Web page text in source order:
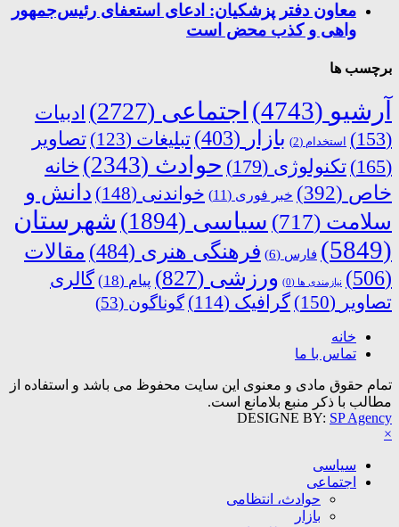
معاون دفتر پزشکیان: ادعای استعفای رئیس‌جمهور
واهی و کذب محض است
برچسب ها
آرشیو (4743) اجتماعی (2727)
ادبیات
(153)
استخدام (2) بازار (403) تبلیغات (123)
تصاویر
(165)
تکنولوژی (179) حوادث (2343)
خانه
خاص (392) خبر فوری (11) خواندنی (148)
دانش و
سلامت (717) سیاسی (1894)
شهرستان
(5849)
فارس (6) فرهنگی هنری (484)
مقالات
(506)
نیازمندی ها (0) ورزشی (827) پیام (18)
گالری
تصاویر (150) گرافیک (114) گوناگون (53)
خانه
تماس با ما
تمام حقوق مادی و معنوی این سایت محفوظ می باشد و استفاده از
مطالب با ذکر منبع بلامانع است.
DESIGNE BY: SP Agency
×
سیاسی
اجتماعی
حوادث، انتظامی
بازار